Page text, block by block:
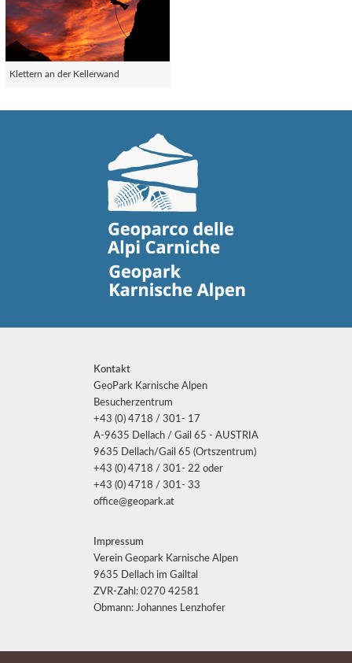
Klettern an der Kellerwand
Kontakt
GeoPark Karnische Alpen
Besucherzentrum
+43 (0) 4718 / 301- 17
A-9635 Dellach / Gail 65 - AUSTRIA
9635 Dellach/Gail 65 (Ortszentrum)
+43 (0) 4718 / 301- 22 oder
+43 (0) 4718 / 301- 33
office@geopark.at
Impressum
Verein Geopark Karnische Alpen
9635 Dellach im Gailtal
ZVR-Zahl: 0270 42581
Obmann: Johannes Lenzhofer